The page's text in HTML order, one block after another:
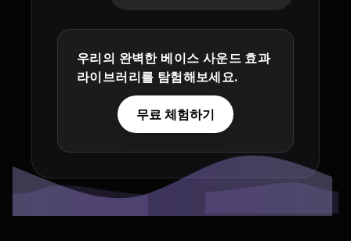
우리의 완벽한 베이스 사운드 효과
라이브러리를 탐험해보세요.
무료 체험하기